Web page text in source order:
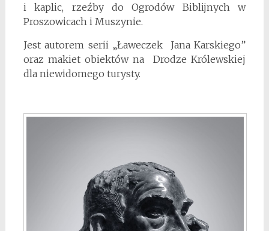
i kaplic, rzeźby do Ogrodów Biblijnych w
Proszowicach i Muszynie.
Jest autorem serii „Ławeczek Jana Karskiego”
oraz makiet obiektów na Drodze Królewskiej
dla niewidomego turysty.